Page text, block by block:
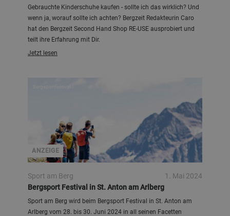
Gebrauchte Kinderschuhe kaufen - sollte ich das wirklich? Und
wenn ja, worauf sollte ich achten? Bergzeit Redakteurin Caro
hat den Bergzeit Second Hand Shop RE-USE ausprobiert und
teilt ihre Erfahrung mit Dir.
Jetzt lesen
ANZEIGE
Sport am Berg
1. Mai 2024
Bergsport Festival in St. Anton am Arlberg
Sport am Berg wird beim Bergsport Festival in St. Anton am
Arlberg vom 28. bis 30. Juni 2024 in all seinen Facetten